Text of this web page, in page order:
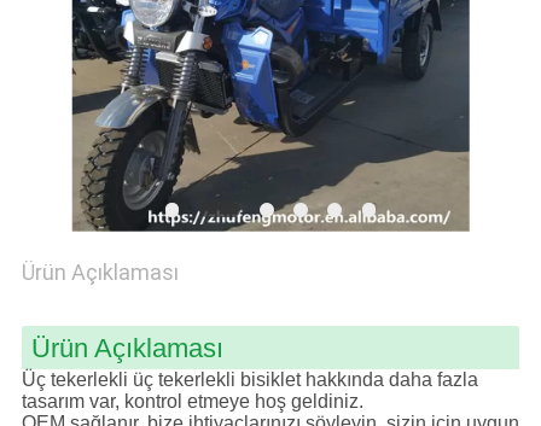
TEKLIF
ISTEĞI
HARITASI
PRIVACY
Ürün Açıklaması
Ürün Açıklaması
Üç tekerlekli üç tekerlekli bisiklet hakkında daha fazla
tasarım var, kontrol etmeye hoş geldiniz.